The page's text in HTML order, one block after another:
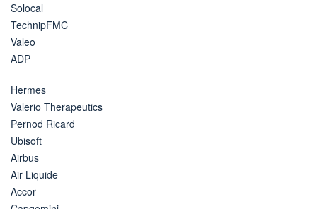
Solocal
TechnipFMC
Valeo
ADP
Hermes
Valerio Therapeutics
Pernod Ricard
Ubisoft
Airbus
Air Liquide
Accor